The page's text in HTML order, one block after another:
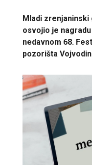
Mladi zrenjaninski
osvojio je
nedavnom 68.
pozorišta